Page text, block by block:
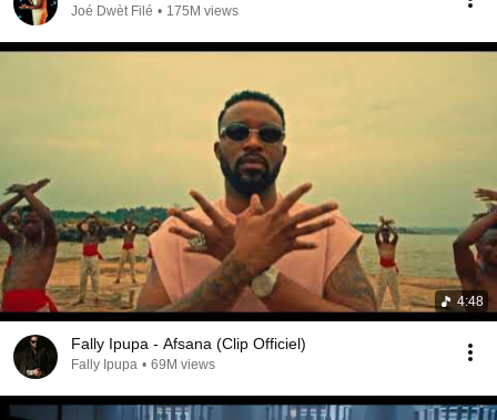
Joé Dwèt Filé • 175M views
4:48
Fally Ipupa - Afsana (Clip Officiel)
Fally Ipupa • 69M views